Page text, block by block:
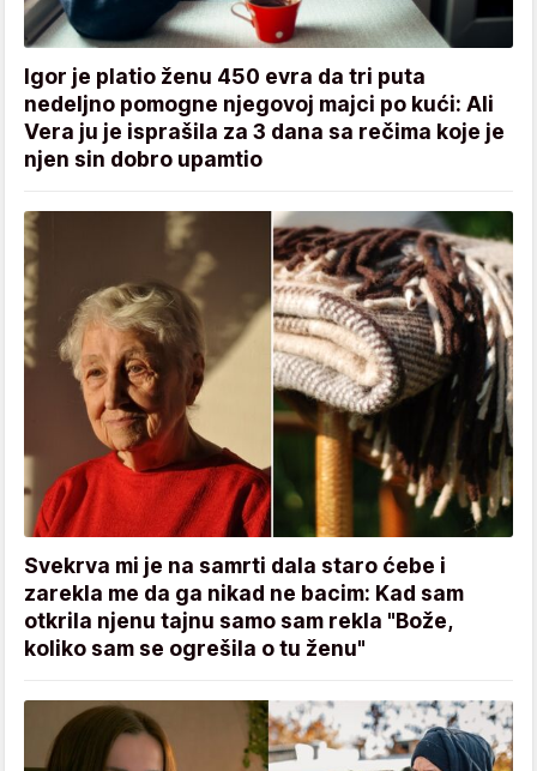
Igor je platio ženu 450 evra da tri puta
nedeljno pomogne njegovoj majci po kući: Ali
Vera ju je isprašila za 3 dana sa rečima koje je
njen sin dobro upamtio
Svekrva mi je na samrti dala staro ćebe i
zarekla me da ga nikad ne bacim: Kad sam
otkrila njenu tajnu samo sam rekla "Bože,
koliko sam se ogrešila o tu ženu"